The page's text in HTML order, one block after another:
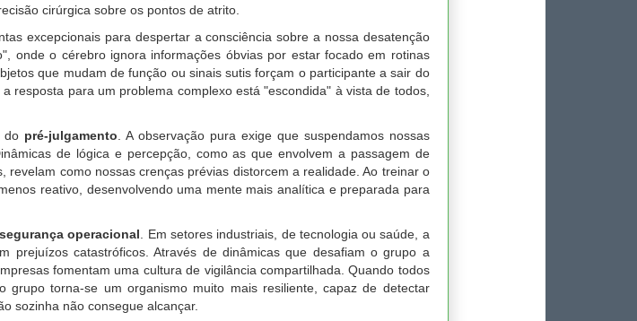
cirúrgica sobre os pontos de atrito.
excepcionais para despertar a consciência sobre a nossa desatenção
onde o cérebro ignora informações óbvias por estar focado em rotinas
que mudam de função ou sinais sutis forçam o participante a sair do
resposta para um problema complexo está "escondida" à vista de todos,
do pré-julgamento . A observação pura exige que suspendamos nossas
de lógica e percepção, como as que envolvem a passagem de
como nossas crenças prévias distorcem a realidade. Ao treinar o
reativo, desenvolvendo uma mente mais analítica e preparada para
segurança operacional . Em setores industriais, de tecnologia ou saúde, a
prejuízos catastróficos. Através de dinâmicas que desafiam o grupo a
fomentam uma cultura de vigilância compartilhada. Quando todos
torna-se um organismo muito mais resiliente, capaz de detectar
sozinha não consegue alcançar.